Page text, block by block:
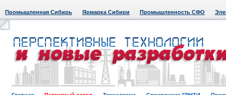
Промышленная Сибирь Ярмарка Сибири Промышленность СФО